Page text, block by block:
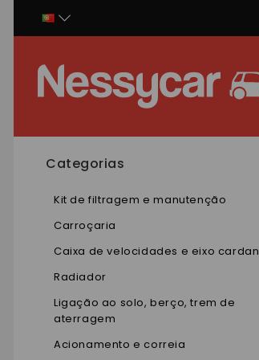
Categorias
Kit de filtragem e manutenção
Carroçaria
Caixa de velocidades e eixo cardan
Radiador
Ligação ao solo, berço, trem de
aterragem
Acionamento e correia